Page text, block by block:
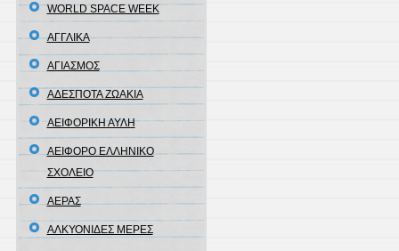
WORLD SPACE WEEK
ΑΓΓΛΙΚΑ
ΑΓΙΑΣΜΟΣ
ΑΔΕΣΠΟΤΑ ΖΩΑΚΙΑ
ΑΕΙΦΟΡΙΚΗ ΑΥΛΗ
ΑΕΙΦΟΡΟ ΕΛΛΗΝΙΚΟ
ΣΧΟΛΕΙΟ
ΑΕΡΑΣ
ΑΛΚΥΟΝΙΔΕΣ ΜΕΡΕΣ